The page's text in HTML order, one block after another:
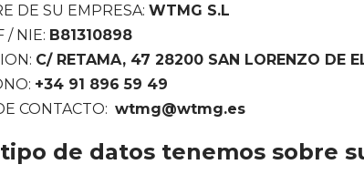
DE SU EMPRESA: WTMG S.L
/ NIE: B81310898
C/ RETAMA, 47 28200 SAN LORENZO DE
+34 91 896 59 49
CONTACTO: wtmg@wtmg.es
tipo de datos tenemos sobre